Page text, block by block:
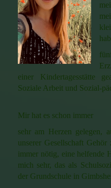
einer Kindertagesstätte
Soziale Arbeit und Sozial-
Mir hat es schon immer
sehr am Herzen gelegen,
unserer Gesellschaft
immer nötig, eine helfende
mich sehr, das als
der Grundschule in